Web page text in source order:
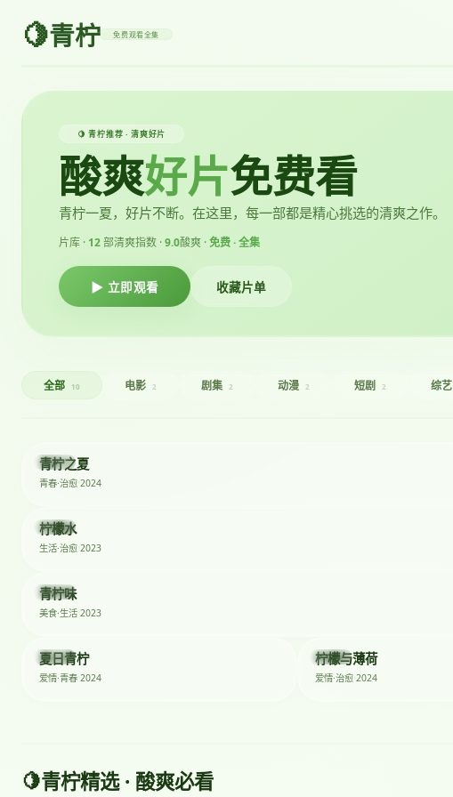
🍋青柠 免费观看全集
🍋 青柠推荐 · 清爽好片
酸爽好片免费看
青柠一夏，好片不断。在这里，每一部都是精心挑选的清爽之作。
片库 · 12部清爽指数 ·9.0酸爽 ·免费 · 全集
▶ 立即观看 收藏片单
全部 10 电影 2 剧集 2 动漫 2 短剧 2 综艺
电影
青柠之夏
青春·治愈 2024
剧集
2023
柠檬水
生活·治愈 2023
综艺
2023
青柠味
美食·生活 2023
短剧
2024
夏日青柠
爱情·青春 2024
剧集
柠檬与薄荷
爱情·治愈 2024
🍋青柠精选 · 酸爽必看